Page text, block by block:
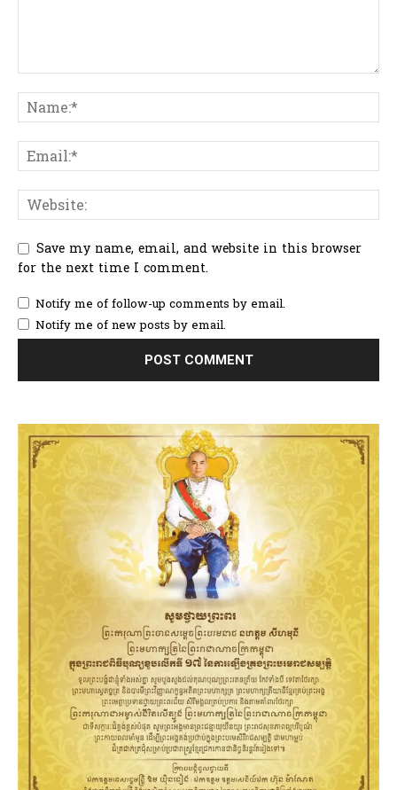
Save my name, email, and website in this browser
for the next time I comment.
Notify me of follow-up comments by email.
Notify me of new posts by email.